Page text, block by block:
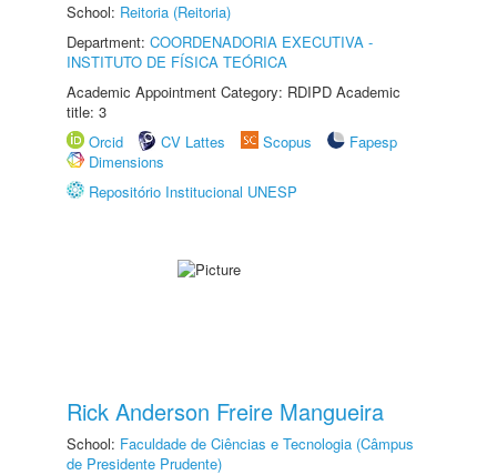
School: Reitoria (Reitoria)
Department: COORDENADORIA EXECUTIVA -
INSTITUTO DE FÍSICA TEÓRICA
Academic Appointment Category: RDIPD Academic
title: 3
Orcid
CV Lattes Scopus
Fapesp
Dimensions
Repositório Institucional UNESP
Rick Anderson Freire Mangueira
School: Faculdade de Ciências e Tecnologia (Câmpus
de Presidente Prudente)